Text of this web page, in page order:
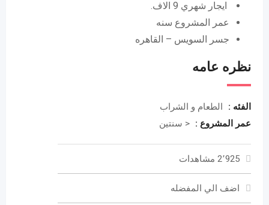
ايجار شهري 9 الاف.
عمر المشروع سنه
جسر السويس – القاهره
نظره عامه
الفئه :
الطعام و الشراب
عمر المشروع : < سنتين
2٬925 مشاهدات
اضف الي المفضله